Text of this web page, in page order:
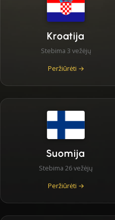
Kroatija
Stebima 3 vežėjų
Peržiūrėti →
Suomija
Stebima 26 vežėjų
Peržiūrėti →